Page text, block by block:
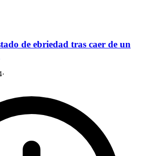
de ebriedad tras caer de un
·